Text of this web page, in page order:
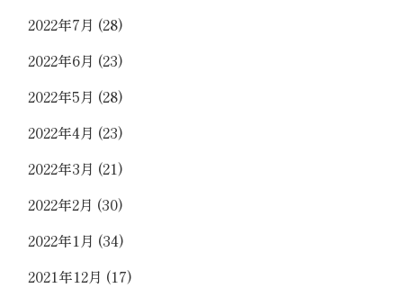
2022年7月 (28)
2022年6月 (23)
2022年5月 (28)
2022年4月 (23)
2022年3月 (21)
2022年2月 (30)
2022年1月 (34)
2021年12月 (17)